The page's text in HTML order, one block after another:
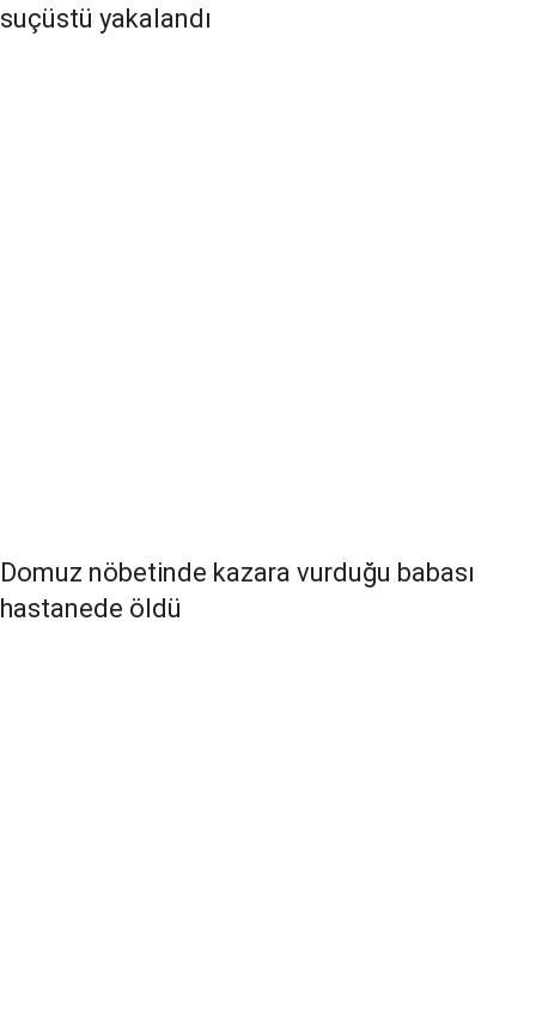
suçüstü yakalandı
Domuz nöbetinde kazara vurduğu babası
hastanede öldü